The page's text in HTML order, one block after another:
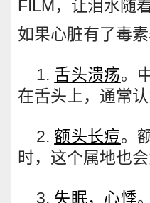
FILM，让泪水随
如果心脏有了毒
1. 舌头溃疡。
在舌头上，通常
2. 额头长痘。
时，这个属地也
3. 失眠，心悸